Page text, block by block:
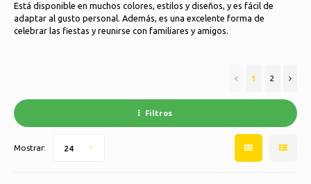
Muebles
Está disponible en muchos colores, estilos y diseños, y es fácil de
adaptar al gusto personal. Además, es una excelente forma de
celebrar las fiestas y reunirse con familiares y amigos.
Filtros
1 2
Mostrar: 24